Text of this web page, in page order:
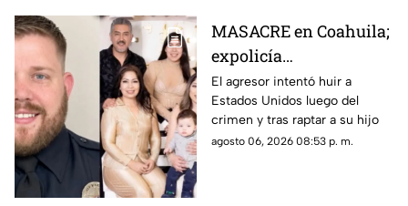
MASACRE en Coahuila;
expolicía
estadounidense atacó a
la familia de su
expareja mexicana
luego de que le
El agresor intentó huir a
Estados Unidos luego del
crimen y tras raptar a su hijo
agosto 06, 2026 08:53 p. m.